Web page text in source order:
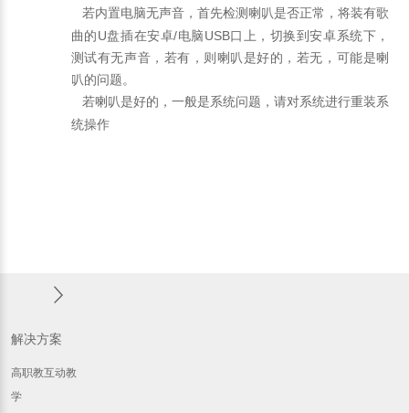
若内置电脑无声音，首先检测喇叭是否正常，将装有歌
曲的U盘插在安卓/电脑USB口上，切换到安卓系统下，
测试有无声音，若有，则喇叭是好的，若无，可能是喇
叭的问题。
若喇叭是好的，一般是系统问题，请对系统进行重装系
统操作
解决方案
高职教互动教
学